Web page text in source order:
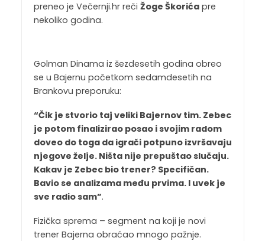
preneo je Večernji.hr reči Žoge Škorićapre
nekoliko godina.
Golman Dinama iz šezdesetih godina obreo
se u Bajernu početkom sedamdesetih na
Brankovu preporuku:
“Čik je stvorio taj veliki Bajernov tim. Zebec
je potom finalizirao posao i svojim radom
doveo do toga da igrači potpuno izvršavaju
njegove želje. Ništa nije prepuštao slučaju.
Kakav je Zebec bio trener? Specifičan.
Bavio se analizama među prvima. I uvek je
sve radio sam”.
Fizička sprema – segment na koji je novi
trener Bajerna obraćao mnogo pažnje.